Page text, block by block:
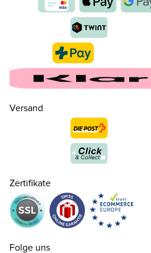
CHF 189.00
36 ( 3½ ) CHF 189.00
37 ( 4 ) CHF 189.00
CHF 189.00
38 ( 5 ) CHF 189.00
38.5 ( 5½ ) CHF 189.00
Versand
Zertifikate
Folge uns